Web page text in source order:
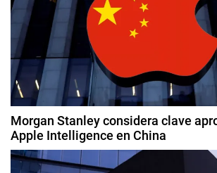
Morgan Stanley considera clave
Apple Intelligence en China